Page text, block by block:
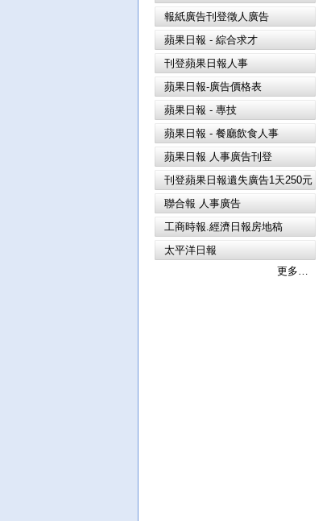
報紙廣告刊登徵人廣告
蘋果日報 - 綜合求才
刊登蘋果日報人事
蘋果日報-廣告價格表
蘋果日報 - 專技
蘋果日報 - 餐廳飲食人事
蘋果日報 人事廣告刊登
刊登蘋果日報遺失廣告1天250元
聯合報 人事廣告
工商時報.經濟日報房地稿
太平洋日報
更多…